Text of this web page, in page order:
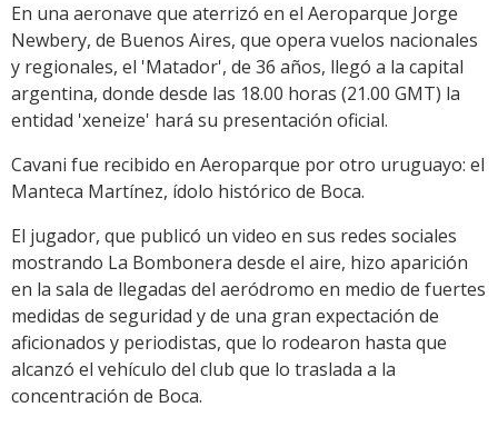
En una aeronave que aterrizó en el Aeroparque Jorge
Newbery, de Buenos Aires, que opera vuelos nacionales
y regionales, el 'Matador', de 36 años, llegó a la capital
argentina, donde desde las 18.00 horas (21.00 GMT) la
entidad 'xeneize' hará su presentación oficial.
Cavani fue recibido en Aeroparque por otro uruguayo: el
Manteca Martínez, ídolo histórico de Boca.
El jugador, que publicó un video en sus redes sociales
mostrando La Bombonera desde el aire, hizo aparición
en la sala de llegadas del aeródromo en medio de fuertes
medidas de seguridad y de una gran expectación de
aficionados y periodistas, que lo rodearon hasta que
alcanzó el vehículo del club que lo traslada a la
concentración de Boca.